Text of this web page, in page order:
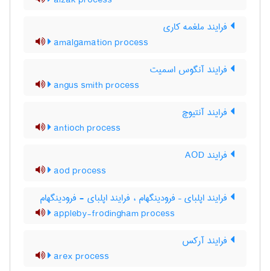
فرایند ملغمه کاری
amalgamation process
فرایند آنگوس اسمیت
angus smith process
فرایند آنتیوچ
antioch process
فرایند AOD
aod process
فرایند اپلبای – فرودینگهام ، فرایند اپلبای - فرودینگهام
appleby-frodingham process
فرایند آرکس
arex process